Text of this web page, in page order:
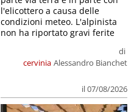
cervinia
di
Alessandro Bianchet
il 07/08/2026
l'elicottero a causa delle
condizioni meteo. L'alpinista
non ha riportato gravi ferite